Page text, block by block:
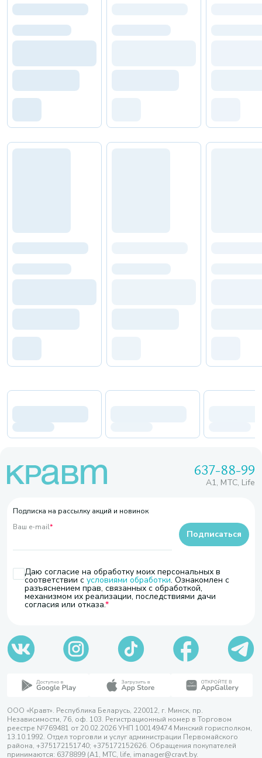
637-88-99
A1, МТС, Life
Подписка на рассылку акций и новинок
Ваш e-mail*
Даю согласие на обработку моих персональных в
соответствии с условиями обработки. Ознакомлен с
разъяснением прав, связанных с обработкой,
механизмом их реализации, последствиями дачи
согласия или отказа.
Подписаться
ООО «Кравт». Республика Беларусь, 220012, г. Минск, пр.
Независимости, 76, оф. 103. Регистрационный номер в Торговом
реестре №769481 от 20.02.2026 УНП 100149474 Минский горисполком,
13.10.1992. Отдел торговли и услуг администрации Первомайского
района, +375172151740; +375172152626. Обращения покупателей
принимаются: 6378899 (А1, МТС, life, imanager@cravt.by.